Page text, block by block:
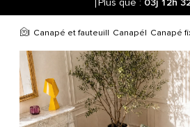
Plus que : 03j 12h
Canapé et fauteuil Canapé Canapé